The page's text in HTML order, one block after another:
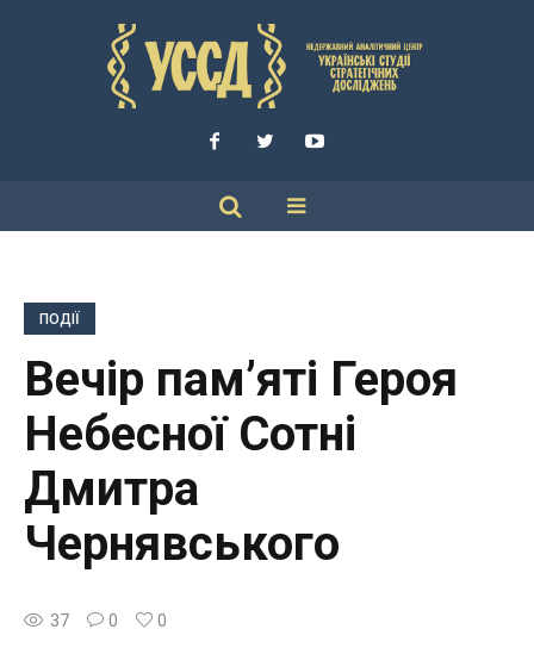
ПОДІЇ
Вечір пам’яті Героя
Небесної Сотні
Дмитра
Чернявського
37 0 0